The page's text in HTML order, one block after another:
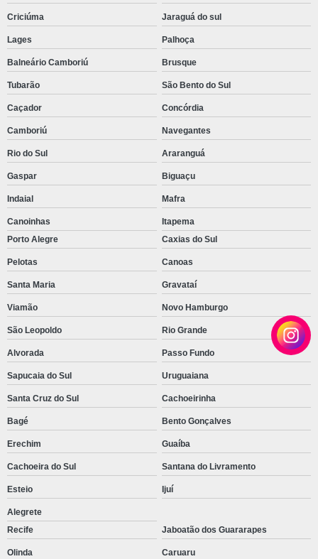
Criciúma Jaraguá do sul
Lages Palhoça
Balneário Camboriú Brusque
Tubarão São Bento do Sul
Caçador Concórdia
Camboriú Navegantes
Rio do Sul Araranguá
Gaspar Biguaçu
Indaial Mafra
Canoinhas
Itapema
Porto Alegre
Caxias do Sul
Pelotas Canoas
Santa Maria Gravataí
Viamão Novo Hamburgo
São Leopoldo Rio Grande
Alvorada Passo Fundo
Sapucaia do Sul Uruguaiana
Santa Cruz do Sul Cachoeirinha
Bagé Bento Gonçalves
Erechim Guaíba
Cachoeira do Sul Santana do Livramento
Esteio Ijuí
Alegrete
Recife
Jaboatão dos Guararapes
Olinda Caruaru